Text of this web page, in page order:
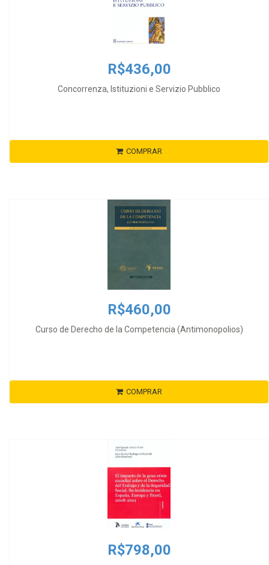
R$436,00
Concorrenza, Istituzioni e Servizio Pubblico
COMPRAR
R$460,00
Curso de Derecho de la Competencia (Antimonopolios)
COMPRAR
R$798,00